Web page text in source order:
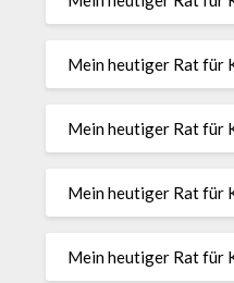
Mein heutiger Rat für
Mein heutiger Rat für
Mein heutiger Rat für
Mein heutiger Rat für